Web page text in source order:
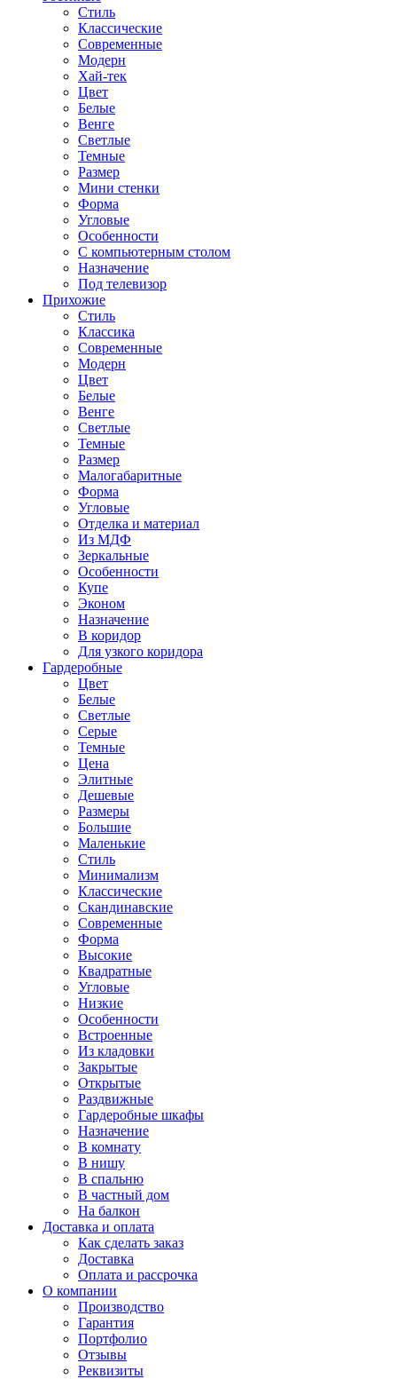
Стиль
Классические
Современные
Модерн
Хай-тек
Цвет
Белые
Венге
Светлые
Темные
Размер
Мини стенки
Форма
Угловые
Особенности
С компьютерным столом
Назначение
Под телевизор
Прихожие
Стиль
Классика
Современные
Модерн
Цвет
Белые
Венге
Светлые
Темные
Размер
Малогабаритные
Форма
Угловые
Отделка и материал
Из МДФ
Зеркальные
Особенности
Купе
Эконом
Назначение
В коридор
Для узкого коридора
Гардеробные
Цвет
Белые
Светлые
Серые
Темные
Цена
Элитные
Дешевые
Размеры
Большие
Маленькие
Стиль
Минимализм
Классические
Скандинавские
Современные
Форма
Высокие
Квадратные
Угловые
Низкие
Особенности
Встроенные
Из кладовки
Закрытые
Открытые
Раздвижные
Гардеробные шкафы
Назначение
В комнату
В нишу
В спальню
В частный дом
На балкон
Доставка и оплата
Как сделать заказ
Доставка
Оплата и рассрочка
О компании
Производство
Гарантия
Портфолио
Отзывы
Реквизиты